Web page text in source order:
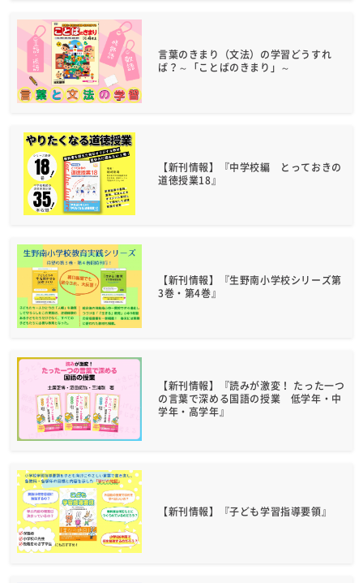
言葉のきまり（文法）の学習どうすれ
ば？～「ことばのきまり」～
【新刊情報】『中学校編 とっておきの
道徳授業18』
【新刊情報】『生野南小学校シリーズ第
3巻・第4巻』
【新刊情報】『読みが激変！ たった一つ
の言葉で深める国語の授業 低学年・中
学年・高学年』
【新刊情報】『子ども学習指導要領』